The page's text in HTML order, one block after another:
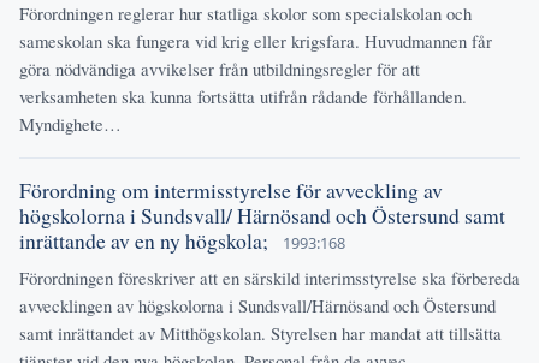
Förordningen reglerar hur statliga skolor som specialskolan och
sameskolan ska fungera vid krig eller krigsfara. Huvudmannen får
göra nödvändiga avvikelser från utbildningsregler för att
verksamheten ska kunna fortsätta utifrån rådande förhållanden.
Myndighete…
Förordning om intermisstyrelse för avveckling av
högskolorna i Sundsvall/ Härnösand och Östersund samt
inrättande av en ny högskola;
1993:168
Förordningen föreskriver att en särskild interimsstyrelse ska förbereda
avvecklingen av högskolorna i Sundsvall/Härnösand och Östersund
samt inrättandet av Mitthögskolan. Styrelsen har mandat att tillsätta